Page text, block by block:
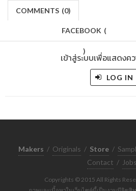
COMMENTS (0)
FACEBOOK (
)
เข้าสู่ระบบเพื่อแสดงค
LOG IN
Makers / Originals / Store /
Contact / Jobs
Copyrights © 2015 All Rights